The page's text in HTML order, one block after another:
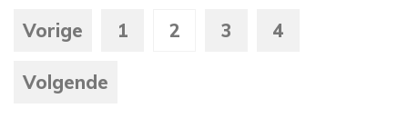
Vorige 1 2 3 4
Volgende